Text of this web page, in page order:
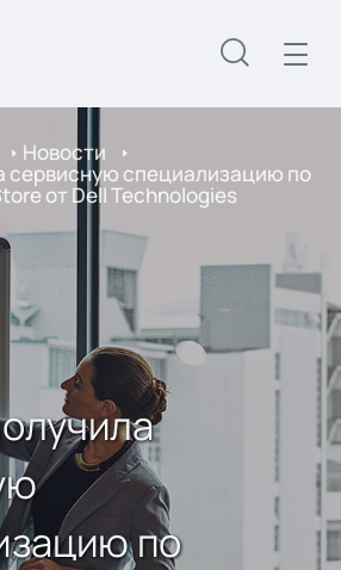
Новости
сервисную специализацию по
от Dell Technologies
по